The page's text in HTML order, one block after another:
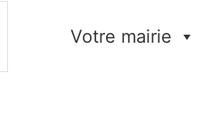
Votre mairie